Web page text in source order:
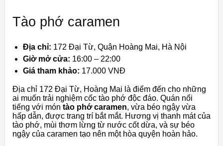
Tào phớ caramen
Địa chỉ: 172 Đại Từ, Quận Hoàng Mai, Hà Nội
Giờ mở cửa: 16:00 – 22:00
Giá tham khảo: 17.000 VNĐ
Địa chỉ 172 Đại Từ, Hoàng Mai là điểm đến cho những
ai muốn trải nghiệm cốc tào phớ độc đáo. Quán nổi
tiếng với món tào phớ caramen, vừa béo ngậy vừa
hấp dẫn, được trang trí bắt mắt. Hương vị thanh mát của
tào phớ, mùi thơm lừng từ nước cốt dừa, và sự béo
ngậy của caramen tạo nên một hòa quyện hoàn hảo.